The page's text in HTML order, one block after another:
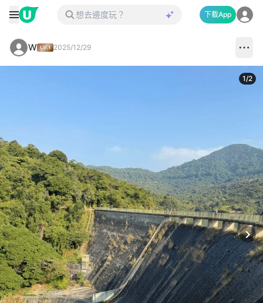
下載App
W 2025/12/29
1/2